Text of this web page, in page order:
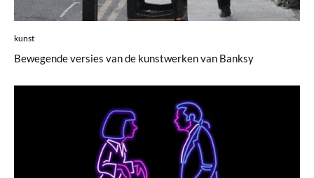
kunst
Bewegende versies van de kunstwerken van Banksy